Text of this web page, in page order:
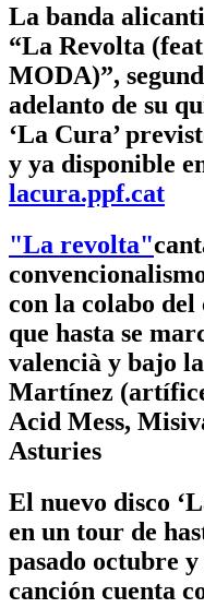
La banda
“La Revolta
MODA)”,
adelanto de su
‘La Cura’
y ya disponible
lacura.ppf.cat
"La revolta"
con la colabo
que hasta se
valencià y bajo
Martínez
Acid Mess,
Asturies
El nuevo disco
en un tour de
pasado octubre
canción cuenta